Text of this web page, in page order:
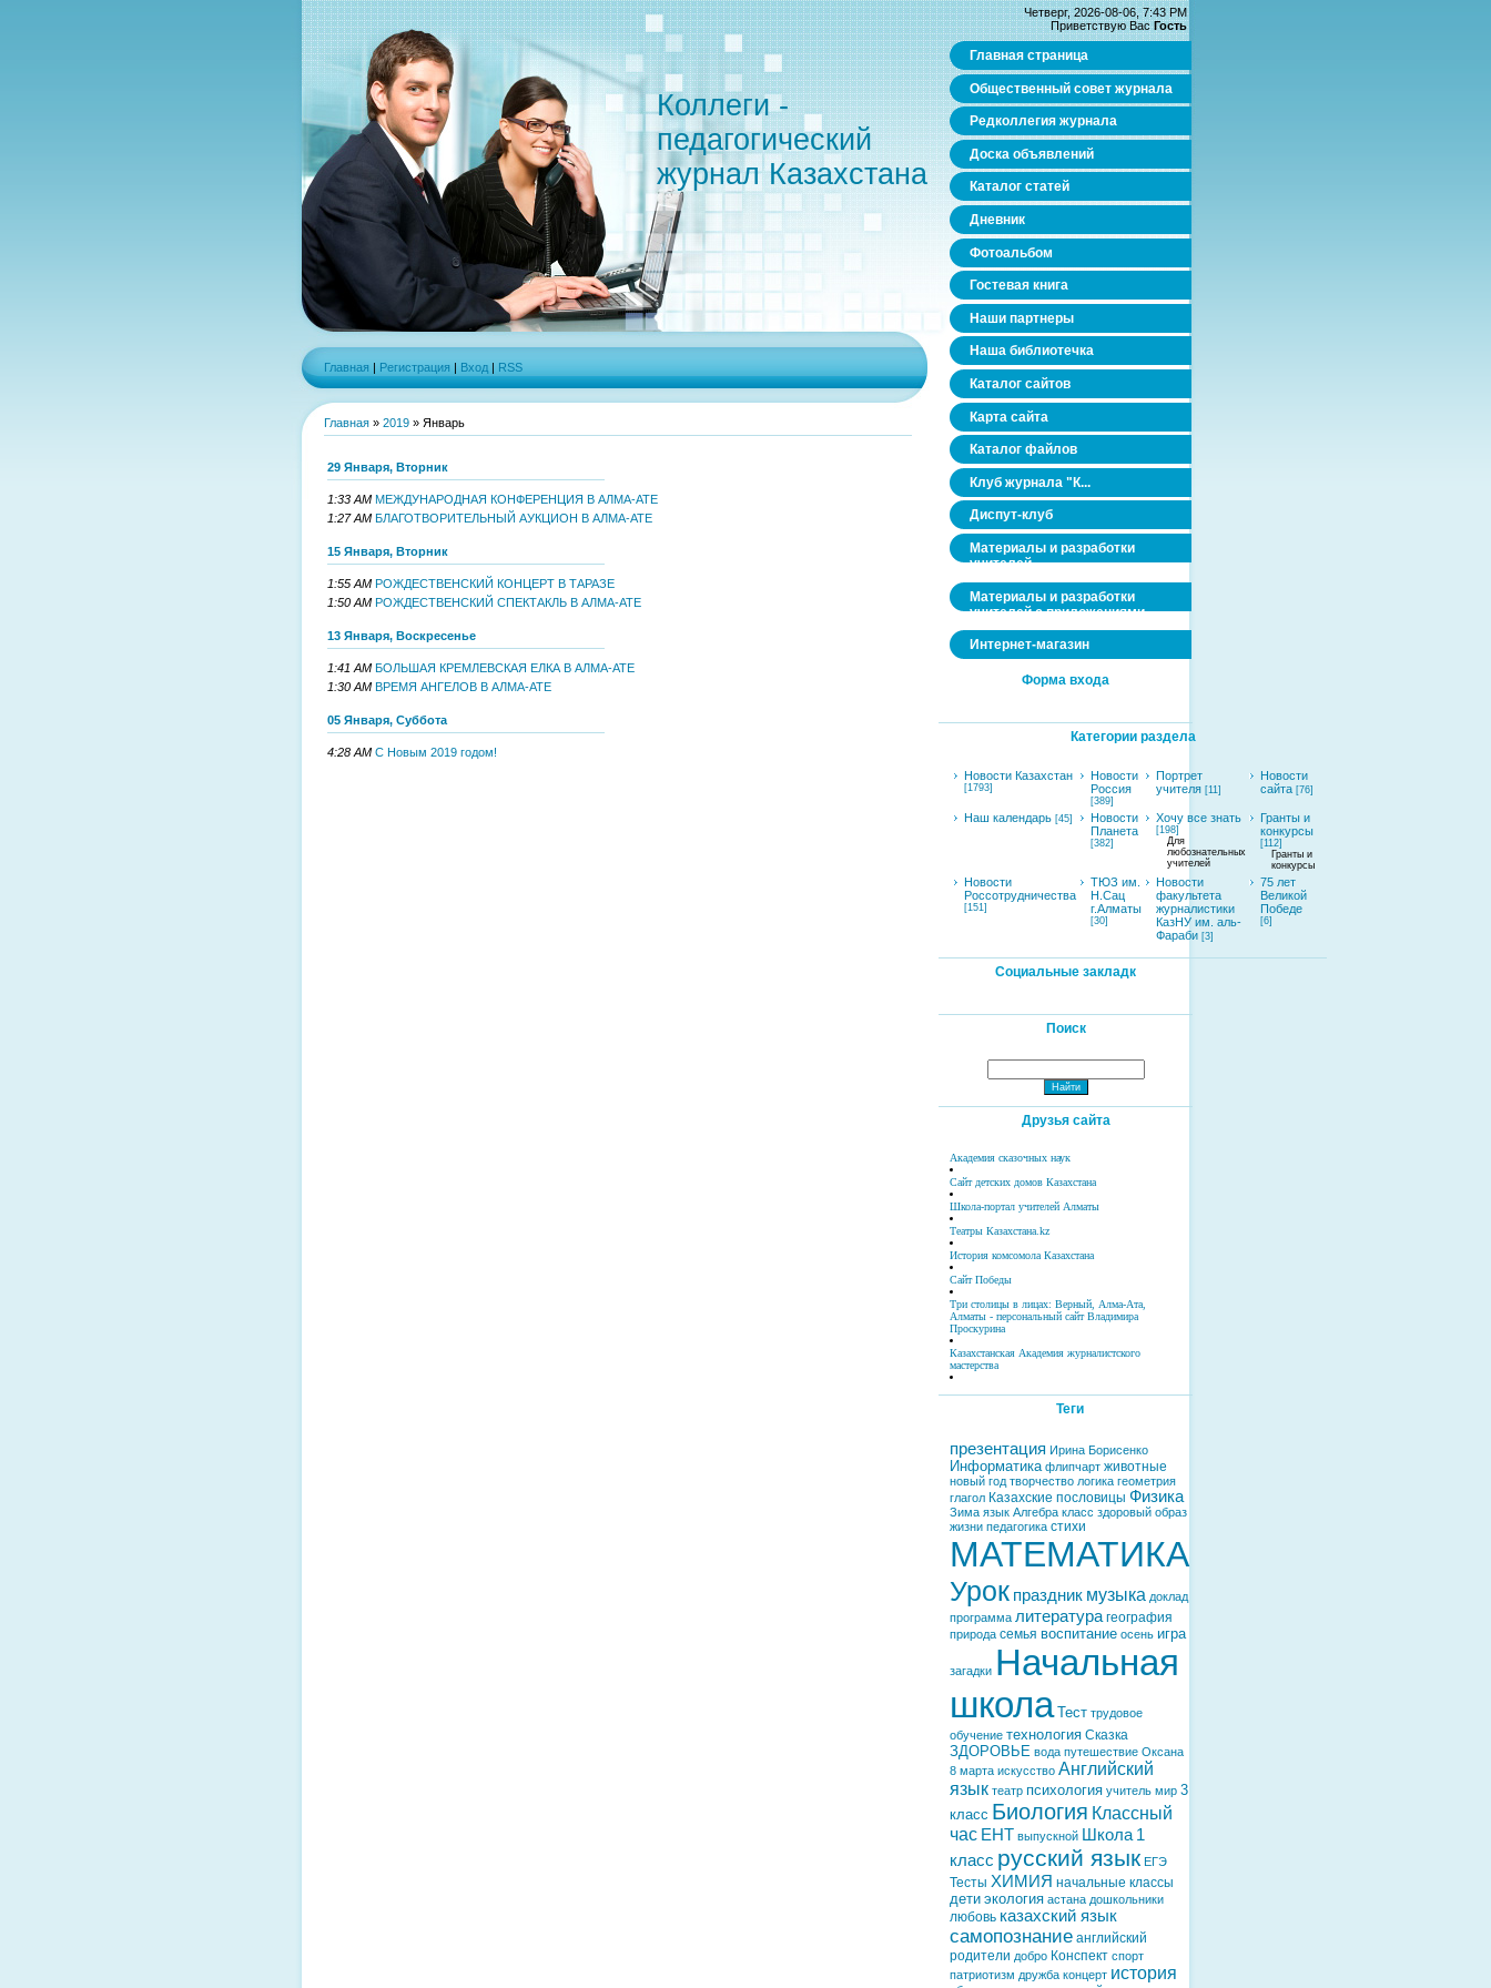
Коллеги -
педагогический
журнал Казахстана
Главная | Регистрация | Вход | RSS
Главная » 2019 » Январь
29 Января, Вторник
1:33 AM МЕЖДУНАРОДНАЯ КОНФЕРЕНЦИЯ В АЛМА-АТЕ
1:27 AM БЛАГОТВОРИТЕЛЬНЫЙ АУКЦИОН В АЛМА-АТЕ
15 Января, Вторник
1:55 AM РОЖДЕСТВЕНСКИЙ КОНЦЕРТ В ТАРАЗЕ
1:50 AM РОЖДЕСТВЕНСКИЙ СПЕКТАКЛЬ В АЛМА-АТЕ
13 Января, Воскресенье
1:41 AM БОЛЬШАЯ КРЕМЛЕВСКАЯ ЕЛКА В АЛМА-АТЕ
1:30 AM ВРЕМЯ АНГЕЛОВ В АЛМА-АТЕ
05 Января, Суббота
4:28 AM С Новым 2019 годом!
Четверг, 2026-08-06, 7:43 PM
Приветствую Вас Гость
Главная страница
Общественный совет журнала
Редколлегия журнала
Доска объявлений
Каталог статей
Дневник
Фотоальбом
Гостевая книга
Наши партнеры
Наша библиотечка
Каталог сайтов
Карта сайта
Каталог файлов
Клуб журнала "К...
Диспут-клуб
Материалы и разработки
учителей
Материалы и разработки
учителей с приложениями
Интернет-магазин
Форма входа
Категории раздела
Новости Казахстан
[1793]
Новости
Россия
[389]
Портрет
учителя [11]
Новости
сайта [76]
Наш календарь [45]
Новости
Планета
[382]
Хочу все знать
[198]
Для
любознательных
учителей
Гранты и
конкурсы
[112]
Гранты и
конкурсы
Новости
Россотрудничества
[151]
ТЮЗ им.
Н.Сац
г.Алматы
[30]
Новости
факультета
журналистики
КазНУ им. аль-
Фараби [3]
75 лет
Великой
Победе
[6]
Социальные закладк
Поиск
Друзья сайта
Академия сказочных наук
Сайт детских домов Казахстана
Школа-портал учителей Алматы
Театры Казахстана.kz
История комсомола Казахстана
Сайт Победы
Три столицы в лицах: Верный, Алма-Ата,
Алматы - персональный сайт Владимира
Проскурина
Казахстанская Академия журналистского
мастерства
Теги
презентация Ирина Борисенко
Информатика флипчарт животные
новый год творчество логика геометрия
глагол Казахские пословицы Физика
Зима язык Алгебра класс здоровый образ
жизни педагогика стихи
МАТЕМАТИКА
Урок праздник музыка доклад
программа литература география
природа семья воспитание осень игра
загадки Начальная
школа Тест трудовое
обучение технология Сказка
ЗДОРОВЬЕ вода путешествие Оксана
8 марта искусство Английский
язык театр психология учитель мир 3
класс Биология Классный
час ЕНТ выпускной Школа 1
класс русский язык ЕГЭ
Тесты ХИМИЯ начальные классы
дети экология астана дошкольники
любовь казахский язык
самопознание английский
родители добро Конспект спорт
патриотизм дружба концерт история